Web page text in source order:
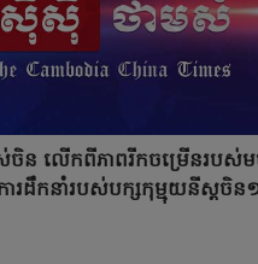
ចិន លើកពីភាពរីកចម្រើនរបស់
ដឹកនាំរបស់បក្សកុម្មុយនីស្តចិន១